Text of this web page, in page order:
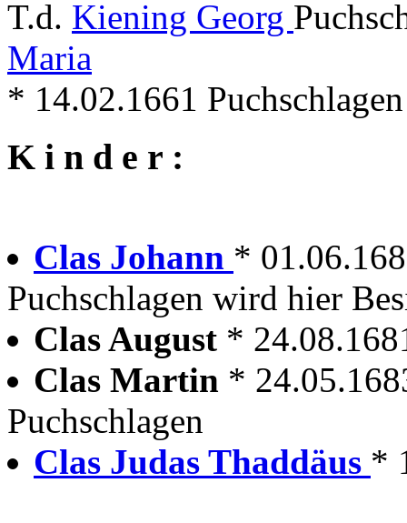
T.d. Kiening Georg
Maria
* 14.02.1661
K i n d e r :
Clas Johann *
Puchschlagen wird hier
Clas August *
Clas Martin *
Puchschlagen
Clas Judas Thaddäus *